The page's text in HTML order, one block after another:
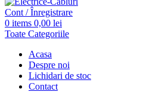
Cont / Înregistrare
0 items 0,00 lei
Toate Categoriile
Acasa
Despre noi
Lichidari de stoc
Contact